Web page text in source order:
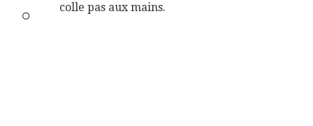
colle pas aux mains.